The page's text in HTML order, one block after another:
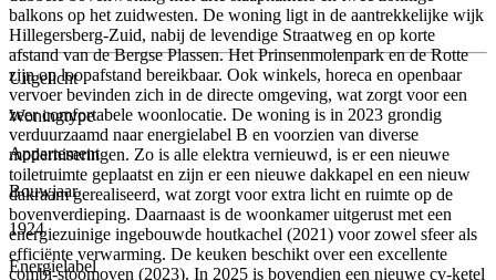
balkons op het zuidwesten. De woning ligt in de aantrekkelijke wijk
Hillegersberg-Zuid, nabij de levendige Straatweg en op korte
afstand van de Bergse Plassen. Het Prinsenmolenpark en de Rotte
zijn op loopafstand bereikbaar. Ook winkels, horeca en openbaar
vervoer bevinden zich in de directe omgeving, wat zorgt voor een
zeer comfortabele woonlocatie. De woning is in 2023 grondig
verduurzaamd naar energielabel B en voorzien van diverse
moderniseringen. Zo is alle elektra vernieuwd, is er een nieuwe
toiletruimte geplaatst en zijn er een nieuwe dakkapel en een nieuw
dakraam gerealiseerd, wat zorgt voor extra licht en ruimte op de
bovenverdieping. Daarnaast is de woonkamer uitgerust met een
energiezuinige ingebouwde houtkachel (2021) voor zowel sfeer als
efficiënte verwarming. De keuken beschikt over een excellente
combi-stoomoven (2023). In 2025 is bovendien een nieuwe cv-ketel
Uitgelicht
Woningtype
Appartement
Bouwjaar
1924
Energielabel